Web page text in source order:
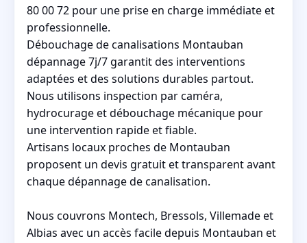
80 00 72 pour une prise en charge immédiate et
professionnelle.
Débouchage de canalisations Montauban
dépannage 7j/7 garantit des interventions
adaptées et des solutions durables partout.
Nous utilisons inspection par caméra,
hydrocurage et débouchage mécanique pour
une intervention rapide et fiable.
Artisans locaux proches de Montauban
proposent un devis gratuit et transparent avant
chaque dépannage de canalisation.
Nous couvrons Montech, Bressols, Villemade et
Albias avec un accès facile depuis Montauban et